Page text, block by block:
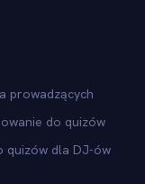
prowadzących
do quizów
quizów dla DJ-ów